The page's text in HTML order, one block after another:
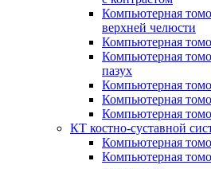
Компьютерная
верхней челюсти
Компьютерная
Компьютерная
пазух
Компьютерная
Компьютерная
Компьютерная
КТ костно-суставной
Компьютерная
Компьютерная